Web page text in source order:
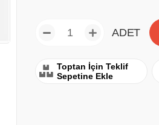
ADET
Toptan İçin Teklif
Sepetine Ekle